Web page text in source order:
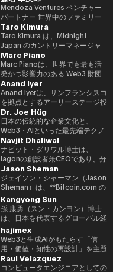
タートアップへの投資を推進して
いる。 「Web3 は未来である」
という確固たる信念のもと、
Budki は分散型テクノロジーの進
化を牽引する重要な存在である。
**ヴィニート・ブドキ（Vineet
Budki）**は、戦略的投資とグロ
ーバルな思想的リーダーシップを
通じて Web3 分野の成長を牽引
する、業界を代表する人物であ
る。 1億ドル規模の暗号資産特化
型ファンド Sigma Capital の
CEOとして、分散型エコシステ
ムへの強いコミットメントのも
と、3年以内に100社以上のブロ
ックチェーン・スタートアップへ
の投資を目標に掲げている。 こ
れまでの投資ポートフォリオに
は、Mysten Labs（Sui）、
Gunzilla、Peaq Network をはじ
め、300を超えるプロジェクトが
含まれており、変革的テクノロジ
ーを見抜く鋭い洞察力を示してい
る。 資金提供にとどまらず、
Budki は World Economic
Forum や Binance Blockchain
Week などの国際的なイベントで
登壇する世界的に評価の高いスピ
ーカーでもある。市場動向やブロ
Digital Transformation
Inspiring Award を受賞 • Global
CIO Summit（アゼルバイジャ
ン、2023年）にて Impact
Trailblazer Award を受賞 • 国家
レベルの AI プロジェクトに携わ
り、技術のローカライズを推進 •
AI・データ・DX に関する専門的
なトレーニングを提供 • e-
Government、デジタルトランス
フォーメーション、人工知能、第
4次産業革命に関連する複数のプ
ロジェクトを主導・参画（鉱業、
スマートシティ、ヘルスケア、教
育、観光、農業、物流・交通、リ
スクおよび危機管理、メディア分
野） • 各種国際・国内カンファレ
ンス、サミット、ワークショッ
プ、イベントに参加 • 研究論文、
書籍、雑誌、メディア番組におい
て著者として参画
ンでは、東京、香港、シンガポー
ル、ソウル、台北で収益性のある
ディストリビューションチームを
統括し、ビジネス戦略を牽引しま
した。 ベンはサザンカリフォル
ニアの早期スタートアップに投資
し、メンタリングも行っていま
す。彼は多数の証券ライセンスを
保有しており、カリフォルニア大
学バークレー校で工学の学士号を
取得し、UCLAアンダーソン経営
大学院でMBAを取得しました。
現在は同大学で暗号通貨ファイナ
ンスを教えています。
あります。彼はこれまで15都市9
か国で生活し、中国語、英語、ド
イツ語に堪能です。
「Progmat」、ステーブルコイ
ン基盤「Progmat Coin」、機能
型 NFT 基盤「Progmat UT」、
数多くの組織が入会する「デジタ
ルアセット共創コンソーシアム」
等を立ち上げる。2022 年、複数
の金融機関や取引所、ソフトウェ
ア企業の出資による、デジタルア
セット基盤事業の独立会社化を発
表し、2023年10月創業より代表
就任。特許登録8 件
デリバティブ等）を取り扱った
後、2015年に独立して現事務所
を立ち上げた。Web3、
FinTech、Metaverse、スタート
アップを専門とする。 著書に
「NFTの教科書」、 ｢先読み！メ
タバース＆NFT」など。 日本ブ
ロックチェーン協会顧問、日本
STO協会監事、一般社団法人
Metaverse Japan監事、FinTech
協会キャピタルマーケッツ部門事
務局、HashPort監査役、前
bitFlyer社外取締役などを務め
る。海外のChambers Asia
Pacific、Best Lawyers
rankings、Legal500で日本の
FinTechの弁護士としてそれぞれ
ランク・イン。
Even Realities の創業者兼CEO
です。 2023年に設立されたEven
Realitiesは、「テクノロジーは
前に出るのではなく、日常生活を
静かに支え、さりげなく価値を高
めるべきである」という人間中心
の理念に基づいて誕生しました。
その哲学は、高い評価を受けてい
る Even G1 および Even G2 ディ
スプレイ型スマートグラスのデザ
インにも色濃く反映されていま
す。これらの製品では、AIがリア
ルタイムで機能し、重要な対話を
サポートすることで、ユーザーが
思考を整理し、自信を持ってコミ
ュニケーションを取り、仕事や日
常生活のあらゆる場面で「今」に
集中できる体験を提供します。
Mendoza Ventures ベンチャー
パートナー 世界中のファミリー
オフィス、ベンチャーキャピタ
ル、テクノロジー企業をつなぎ、
次世代のAI・Web3イノベーショ
ンを推進するグローバルアドバイ
ザー。 ボストンおよびサンフラ
ンシスコを拠点にAI・フィンテッ
ク・サイバーセキュリティ分野へ
投資する Mendoza Ventures の
ベンチャーパートナー、また、
AI・Web3分野に特化したスイス
およびアフリカ拠点のベンチャー
キャピタル CV VC のアドバイザ
ーを務める。現在、世界10社以
上のベンチャーキャピタルの支援
に携わる。 また、ブロックチェ
ーンおよびイノベーション分野の
国際カンファレンス
UN:Block（ラトビア）、WAIB
Summit Monaco（モナコ）、
VI3NNA Congress（オーストリ
ア）、World Venture
Forum（オーストリア） などで
アンバサダーを務め、世界各地の
スタートアップエコシステムをつ
なぐ活動を行っている。 2013
年、Harvard Business
Taro Kimura
Taro Kimura は、Midnight
Japan のカントリーマネージャ
ーを務めており、創業者としての
経験、エンタープライズ向けGo-
to-Market（GTM）のリーダー
シップ、そして国際的なビジネス
経験を兼ね備えています。現在、
日本市場におけるMidnightの戦
略を統括し、GTM、エンタープ
ライズ連携、コミュニティ成長、
エコシステムの普及を推進してい
ます。 これまでのキャリアで
は、急成長スタートアップとグロ
ーバル企業の双方で経験を積んで
きました。Mycelの共同創業者と
して、次世代インターオペラビリ
ティ・インフラプロトコルのグロ
ーバルGTM、パートナーシッ
プ、投資家対応、オペレーション
をリードしました。Web3業界に
参入する以前は、LinkedInにて
Global Enterprise Sales
Directorを務め、日本の大手多国
籍企業との戦略的パートナーシッ
プ構築や、大規模SaaS導入プロ
Marc Piano
Marc Pianoは、世界でも最も活
発かつ影響力のある Web3 財団
のいくつかにおいて、独立取締役
（Independent Director of
Record）およびコンサルタント
を務めている人物である。デジタ
ル資産エコシステムの最上位レベ
ルにおいて、ガバナンス、コンプ
ライアンス、長期的な持続可能性
を監督する役割を信頼されて担っ
ている。 法学を基盤とするキャ
リアを持つ Marc は、以前、主要
なオフショア法律事務所において
カウンセル（法律顧問）を務め、
同事務所のグローバル Web3 プ
ラクティスの中核的設計者として
活躍した。その分野における権威
として、主要な法律ディレクトリ
ーからも高く評価されている。こ
のような法曹としての確かな経歴
と、長年にわたる最前線でのアド
バイザリー経験により、Marc は
Anand Iyer
Anand Iyerは、サンフランシスコ
を拠点とするアーリーステージ投
資ファンド Canonical のマネー
ジング・パートナーであり、AI、
ロボティクス、暗号資産といった
フロンティアテクノロジーへの投
資に注力している。アイヤーはシ
リコンバレーで長年の経験を持つ
ベテランである。 2005年に
Microsoft にてプロダクトマネー
ジャーとしてキャリアをスタート
し、その後 Trusted を創業。同
社は2018年に上場企業である
Care に買収された。その後、
Lightspeed に参画し、ベンチャ
ーパートナーとして Phantom、
Alchemy、Arbitrum、Mysten な
どのブロックチェーン関連企業に
関与した。 学歴としては、パデ
Dr. Joe Hüg
日本の伝統的な企業文化と、
Web3・AIといった最先端テクノ
ロジーが交差する領域で活躍する
実務家・研究者・教育者です。情
報経営イノベーション専門職大学
（iU）にて起業学 実務教授を務
めると同時に、
TEDxInnovationU のリードオー
ガナイザー兼ライセンシーとし
て、世代や分野を越えた知の共有
を推進しています。 三菱や富士
通などのグローバル企業へのコン
サルティング経験を通じ、企業イ
ノベーションやデジタルトランス
フォーメーション（DX）の実践
的知見を蓄積。中小企業から大企
Navjit Dhaliwal
ナビット・ダリワル博士は、
Iagonの創設者兼CEOであり、分
散型クラウドサービス業界を牽引
しています。Mjøsa
Tannklinikk、Arbo Lab AS、
CanPol ASなど、複数の成功した
企業を創業・運営した経験を持つ
ダリワル博士は、実績あるシリア
ルアントレプレナーです。ポズナ
ン医科大学とマクマスター大学で
学び、歯学のDDS（博士号）お
よび医学の学士号を取得していま
す。
Jason Sheman
ジェイソン・シャーマン（Jason
Sheman）は、**Bitcoin.com の
最高執行責任者（COO）**とし
て、暗号資産業界を代表するコン
シューマープラットフォームのグ
ローバルオペレーション全般を統
括しています。8年以上にわたり
同社に在籍し、アジア、中東、ヨ
ーロッパ、米国を含む地域での事
業拡大を支え、Bitcoin.com の
Kangyong Sun
孫 康勇（スン・カンヨン）博士
は、日本を代表するグローバル経
営教育機関の一つである一橋大学
大学院 経営管理研究科 国際企業
戦略専攻（Hitotsubashi
University Business School,
ICS）の准教授である。 ミネソタ
hajimex
Web3と生成AIがもたらす「信
用・価値・知性の再設計」を主題
に、テクノロジーと社会構造の交
点を探究するストラテジスト／ブ
Raul Velazquez
コンピュータエンジニアとしての